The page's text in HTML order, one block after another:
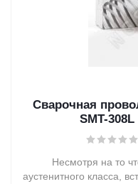
Сварочная
SMT-
Несмотря на то
аустенитного класса,